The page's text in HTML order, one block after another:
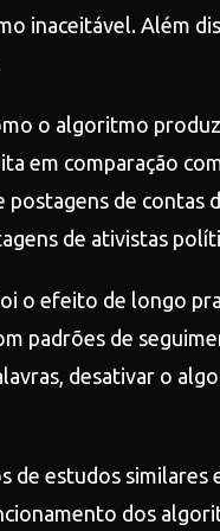
inaceitável. Além
o algoritmo
em comparação
de contas
de ativistas
o efeito de longo
padrões de
desativar o
de estudos similares
dos